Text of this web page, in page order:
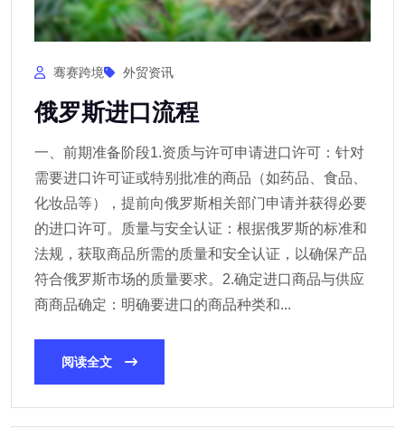
骞赛跨境 外贸资讯
俄罗斯进口流程
一、前期准备阶段1.资质与许可申请进口许可：针对
需要进口许可证或特别批准的商品（如药品、食品、
化妆品等），提前向俄罗斯相关部门申请并获得必要
的进口许可。质量与安全认证：根据俄罗斯的标准和
法规，获取商品所需的质量和安全认证，以确保产品
符合俄罗斯市场的质量要求。2.确定进口商品与供应
商商品确定：明确要进口的商品种类和...
阅读全文